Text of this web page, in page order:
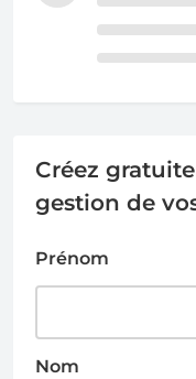
Créez
gestion de
Prénom
Nom